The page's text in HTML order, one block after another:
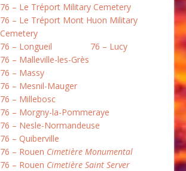
76 – Le Tréport Military Cemetery
76 – Le Tréport Mont Huon Military
Cemetery
76 – Longueil
76 – Lucy
76 – Malleville-les-Grès
76 – Massy
76 – Mesnil-Mauger
76 – Millebosc
76 – Morgny-la-Pommeraye
76 – Nesle-Normandeuse
76 – Quiberville
76 – Rouen Cimetière Monumental
76 – Rouen Cimetière Saint Server